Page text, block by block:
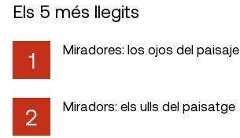
Els 5 més llegits
1 Miradores: los ojos del paisaje
2 Miradors: els ulls del paisatge